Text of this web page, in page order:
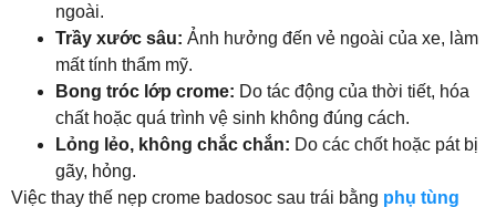
ngoài.
Trầy xước sâu: Ảnh hưởng đến vẻ ngoài của xe, làm
mất tính thẩm mỹ.
Bong tróc lớp crome: Do tác động của thời tiết, hóa
chất hoặc quá trình vệ sinh không đúng cách.
Lỏng lẻo, không chắc chắn: Do các chốt hoặc pát bị
gãy, hỏng.
Việc thay thế nẹp crome badosoc sau trái bằng phụ tùng